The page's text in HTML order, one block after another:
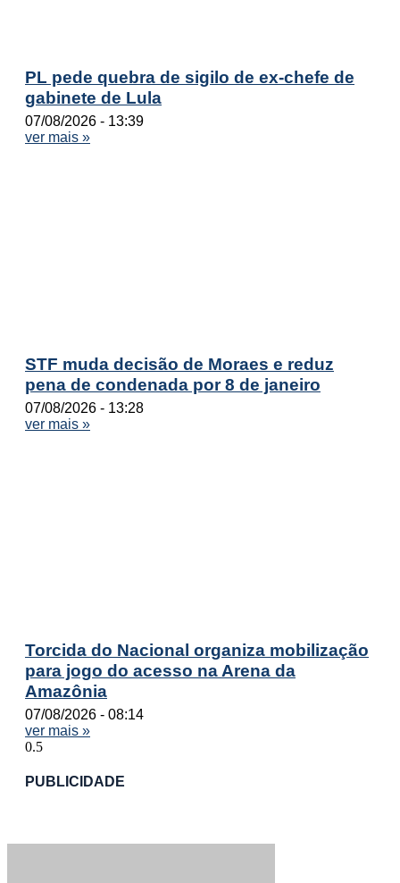
PL pede quebra de sigilo de ex-chefe de
gabinete de Lula
07/08/2026
13:39
ver mais »
STF muda decisão de Moraes e reduz
pena de condenada por 8 de janeiro
07/08/2026
13:28
ver mais »
Torcida do Nacional organiza mobilização
para jogo do acesso na Arena da
Amazônia
07/08/2026
08:14
ver mais »
PUBLICIDADE